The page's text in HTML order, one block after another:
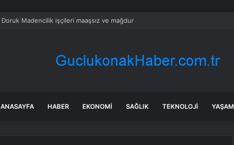
Doruk Madencilik işçileri maaşsız ve mağdur
ANASAYFA HABER EKONOMI SAĞLIK TEKNOLOJI YAŞAM